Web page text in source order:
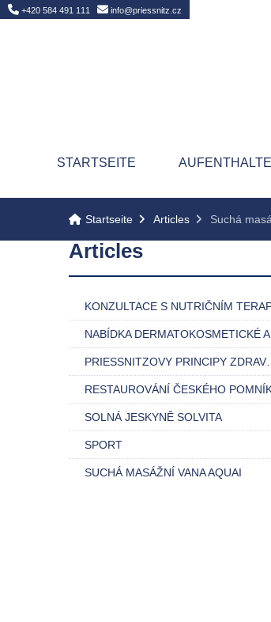
+420 584 491 111 info@priessnitz.cz
STARTSEITE AUFENTHALTE
Startseite Articles Suchá
Articles
SOLNÁ JESKYNĚ SOLVITA
SPORT
SUCHÁ MASÁŽNÍ VANA AQUAI